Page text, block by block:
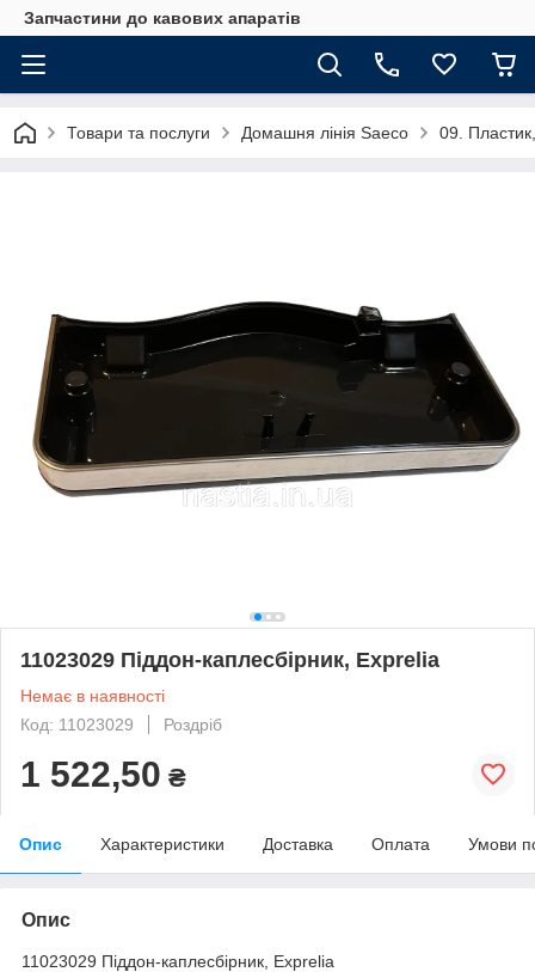
Запчастини до кавових апаратів
Товари та послуги Домашня лінія Saeco 09. Пластик,
11023029 Піддон-каплесбірник, Exprelia
Немає в наявності
Код: 11023029
Роздріб
1 522,50 ₴
Опис Характеристики Доставка Оплата Умови
Опис
11023029 Піддон-каплесбірник, Exprelia